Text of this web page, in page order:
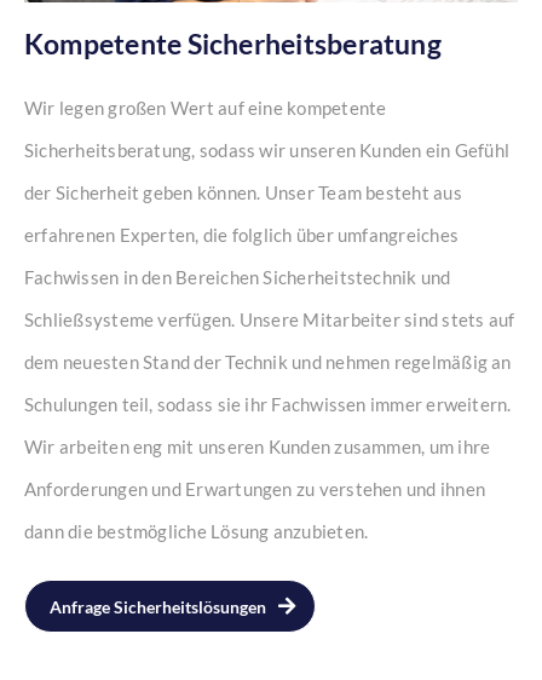
Kompetente Sicherheitsberatung
Wir legen großen Wert auf eine kompetente
Sicherheitsberatung, sodass wir unseren Kunden ein Gefühl
der Sicherheit geben können. Unser Team besteht aus
erfahrenen Experten, die folglich über umfangreiches
Fachwissen in den Bereichen Sicherheitstechnik und
Schließsysteme verfügen. Unsere Mitarbeiter sind stets auf
dem neuesten Stand der Technik und nehmen regelmäßig an
Schulungen teil, sodass sie ihr Fachwissen immer erweitern.
Wir arbeiten eng mit unseren Kunden zusammen, um ihre
Anforderungen und Erwartungen zu verstehen und ihnen
dann die bestmögliche Lösung anzubieten.
Anfrage Sicherheitslösungen